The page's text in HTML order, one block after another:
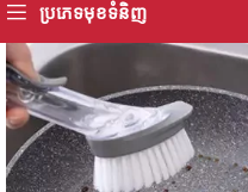
ប្រភេទមុខទំនិញ